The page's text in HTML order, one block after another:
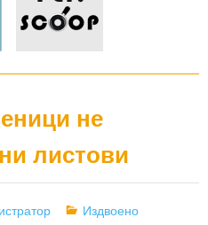
не
листови
Categories
Издвоено